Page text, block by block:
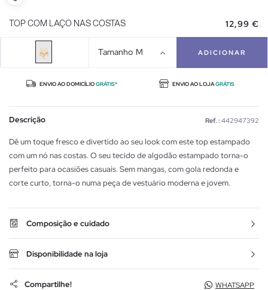
TOP COM LAÇO NAS COSTAS 12,99 €
Tamanho M ADICIONAR
ENVIO AO DOMICÍLIOGRÁTIS* ENVIO AO LOJAGRÁTIS
Descrição Ref. : 442947392
Dê um toque fresco e divertido ao seu look com este top estampado
com um nó nas costas. O seu tecido de algodão estampado torna-o
perfeito para ocasiões casuais. Sem mangas, com gola redonda e
corte curto, torna-o numa peça de vestuário moderna e jovem.
Composição e cuidado
Disponibilidade na loja
Compartilhe! WHATSAPP